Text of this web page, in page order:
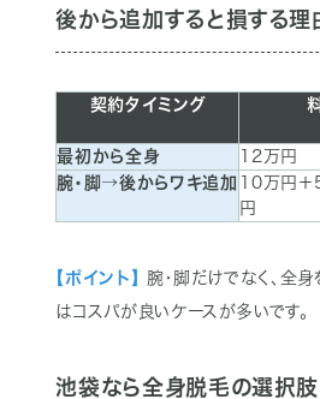
後から追加すると損する理
契約タイミング
最初から全身
12万円
腕・脚 →後からワキ追加 10万円＋
円
【ポイント】
腕・脚だけでなく、全
はコスパが良いケースが多いです。
池袋なら全身脱毛の選択